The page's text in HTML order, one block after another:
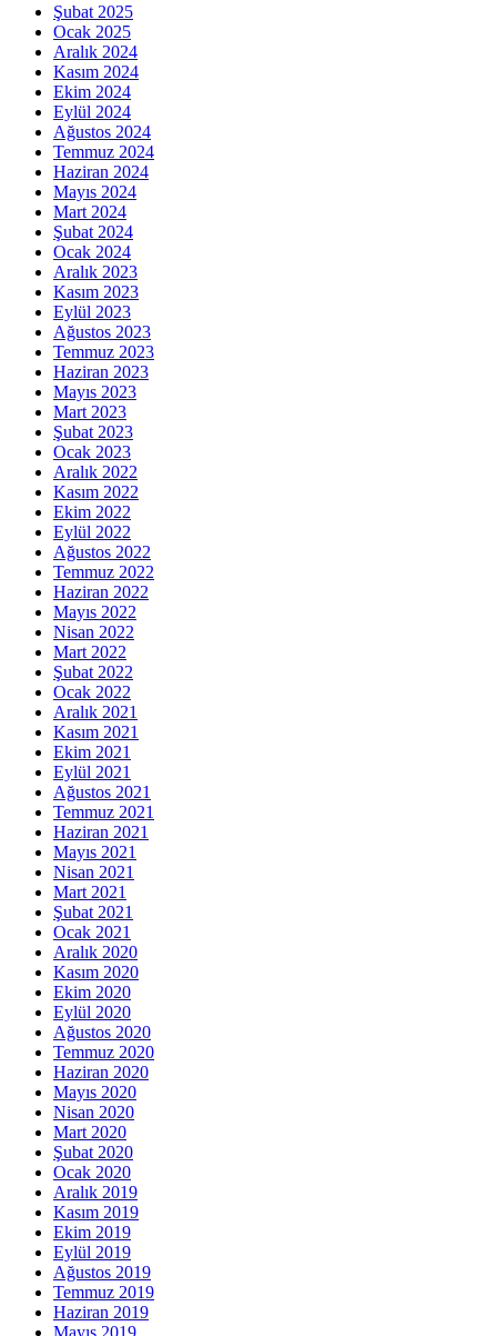
Şubat 2025
Ocak 2025
Aralık 2024
Kasım 2024
Ekim 2024
Eylül 2024
Ağustos 2024
Temmuz 2024
Haziran 2024
Mayıs 2024
Mart 2024
Şubat 2024
Ocak 2024
Aralık 2023
Kasım 2023
Eylül 2023
Ağustos 2023
Temmuz 2023
Haziran 2023
Mayıs 2023
Mart 2023
Şubat 2023
Ocak 2023
Aralık 2022
Kasım 2022
Ekim 2022
Eylül 2022
Ağustos 2022
Temmuz 2022
Haziran 2022
Mayıs 2022
Nisan 2022
Mart 2022
Şubat 2022
Ocak 2022
Aralık 2021
Kasım 2021
Ekim 2021
Eylül 2021
Ağustos 2021
Temmuz 2021
Haziran 2021
Mayıs 2021
Nisan 2021
Mart 2021
Şubat 2021
Ocak 2021
Aralık 2020
Kasım 2020
Ekim 2020
Eylül 2020
Ağustos 2020
Temmuz 2020
Haziran 2020
Mayıs 2020
Nisan 2020
Mart 2020
Şubat 2020
Ocak 2020
Aralık 2019
Kasım 2019
Ekim 2019
Eylül 2019
Ağustos 2019
Temmuz 2019
Haziran 2019
Mayıs 2019